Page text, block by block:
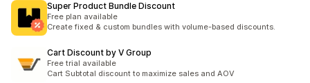
Super Product Bundle Discount
Free plan available
Create fixed & custom bundles with volume-based discounts.
Cart Discount by V Group
Free trial available
Cart Subtotal discount to maximize sales and AOV